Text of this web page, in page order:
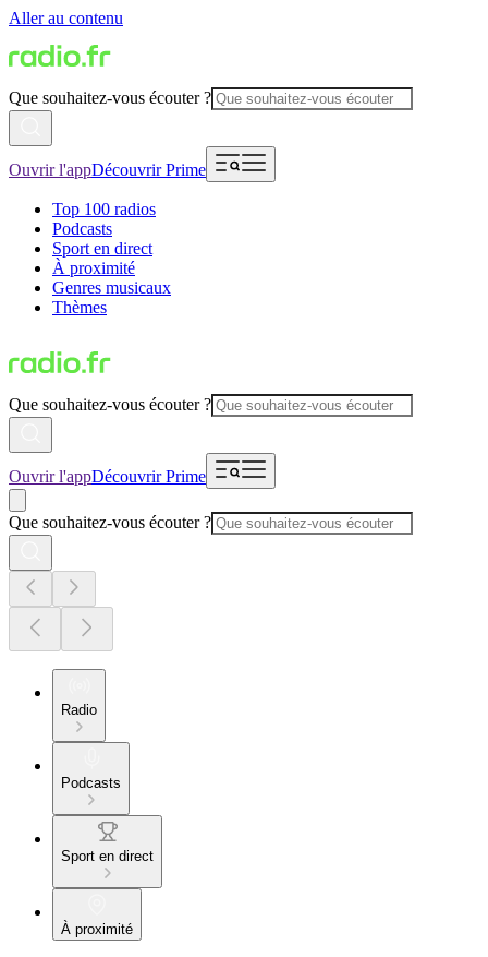
Aller au contenu
Que souhaitez-vous écouter ?
Ouvrir l'appDécouvrir Prime
Top 100 radios
Podcasts
Sport en direct
À proximité
Genres musicaux
Thèmes
Que souhaitez-vous écouter ?
Ouvrir l'appDécouvrir Prime
Que souhaitez-vous écouter ?
Radio
Podcasts
Sport en direct
À proximité